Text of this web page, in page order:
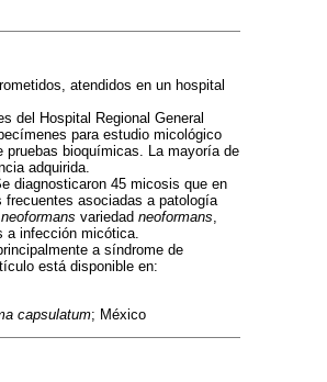
atendidos en un hospital
del Hospital Regional General
para estudio micológico
bioquímicas. La mayoría de
adquirida.
diagnosticaron 45 micosis que en
frecuentes asociadas a patología
variedad neoformans,
a infección micótica.
a síndrome de
está disponible en:
capsulatum; México